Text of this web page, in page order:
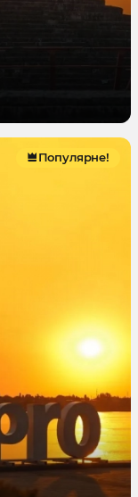
Популярне!